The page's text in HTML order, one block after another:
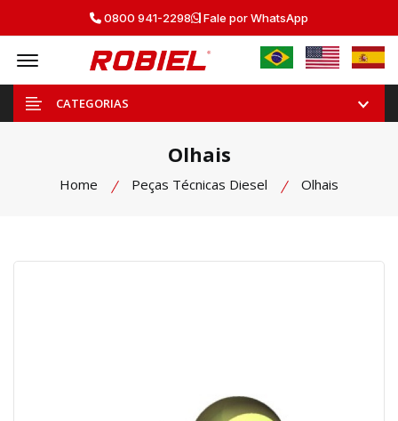
0800 941-2298 Fale por WhatsApp
Offcanvas Menu Open
CATEGORIAS
Olhais
Home Peças Técnicas Diesel Olhais